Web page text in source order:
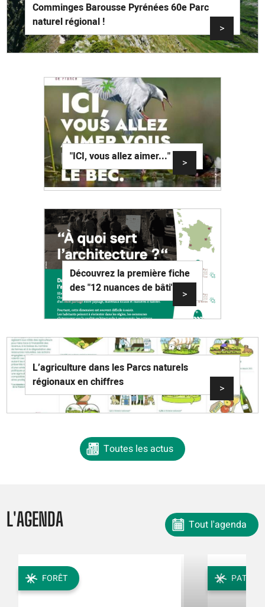
Comminges Barousse Pyrénées 60e Parc
naturel régional !
>
Découvrez la première fiche
des "12 nuances de bâti"
>
"ICI, vous allez aimer..." >
L’agriculture dans les Parcs naturels
régionaux en chiffres
>
Toutes les actus
L'AGENDA
FORÊT
Tout l'agenda